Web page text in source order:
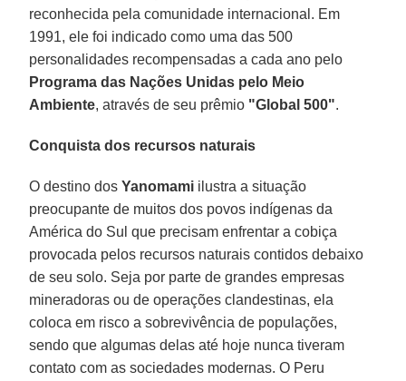
reconhecida pela comunidade internacional. Em
1991, ele foi indicado como uma das 500
personalidades recompensadas a cada ano pelo
Programa das Nações Unidas pelo Meio
Ambiente, através de seu prêmio "Global 500".
Conquista dos recursos naturais
O destino dosYanomami ilustra a situação
preocupante de muitos dos povos indígenas da
América do Sul que precisam enfrentar a cobiça
provocada pelos recursos naturais contidos debaixo
de seu solo. Seja por parte de grandes empresas
mineradoras ou de operações clandestinas, ela
coloca em risco a sobrevivência de populações,
sendo que algumas delas até hoje nunca tiveram
contato com as sociedades modernas. O Peru